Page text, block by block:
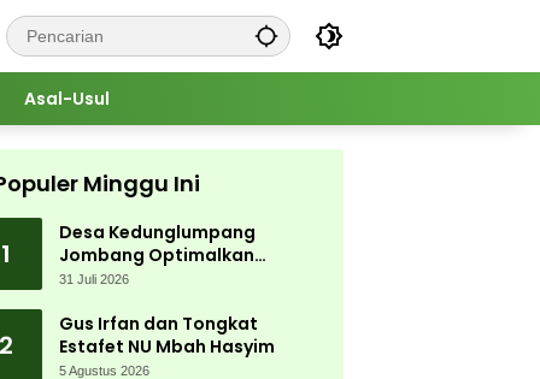
Asal-Usul
Minggu Ini
1
Desa Kedunglumpang
Jombang Optimalkan
Singkong Lokal, Warga Diajari
31 Juli 2026
2
Gus Irfan dan Tongkat
Estafet NU Mbah Hasyim
5 Agustus 2026